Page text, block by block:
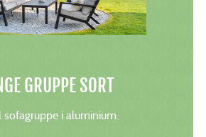
GRUPPE SORT
sofagruppe i aluminium.